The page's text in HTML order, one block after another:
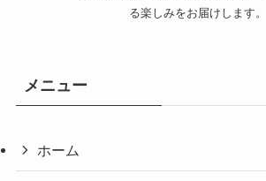
る楽しみをお届けします。
メニュー
ホーム